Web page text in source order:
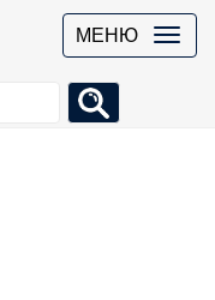
МЕНЮ